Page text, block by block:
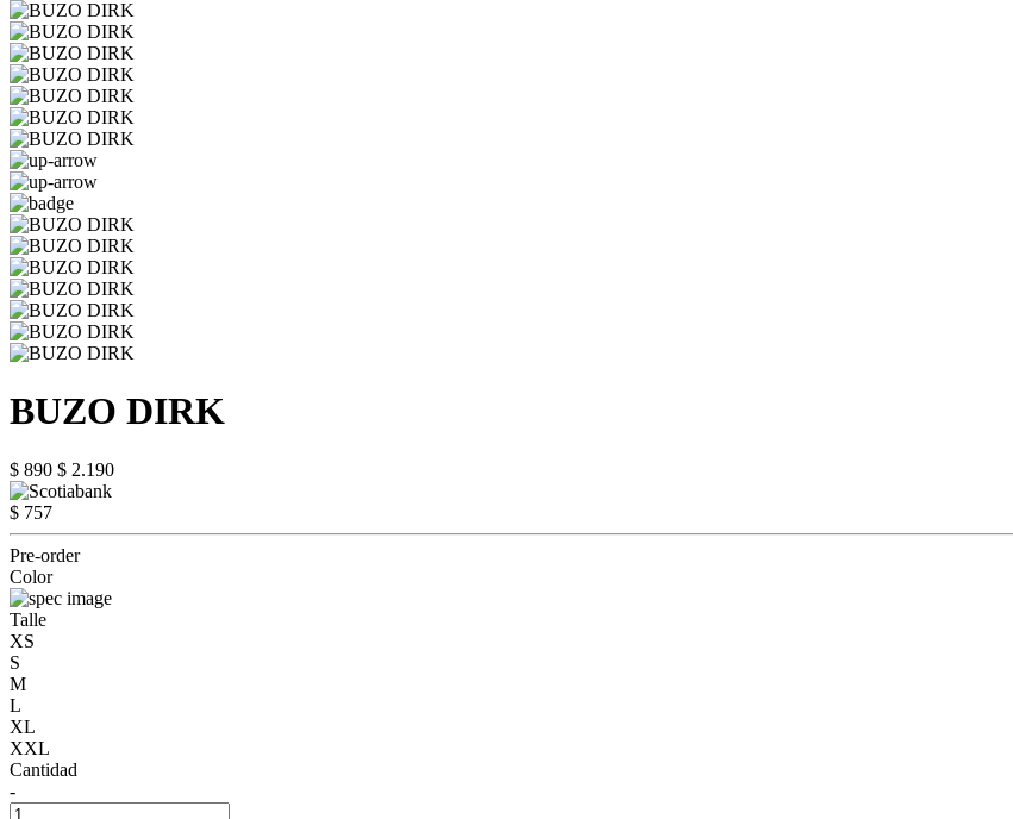
BUZO DIRK
$ 890 $ 2.190
$ 757
Pre-order
Color
Talle
XS
S
M
L
XL
XXL
Cantidad
-